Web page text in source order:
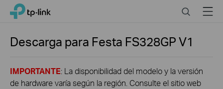
Click
navigation
TP-Link, Reliably Smart SearchMenu
Descarga para Festa FS328GPV1
IMPORTANTE: La disponibilidad del modelo y la versión
de hardware varía según la región. Consulte el sitio web